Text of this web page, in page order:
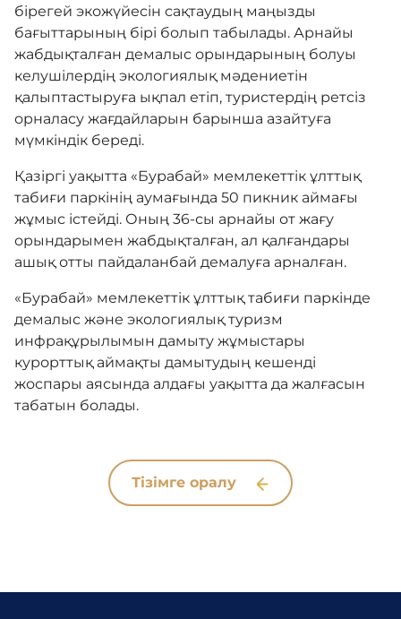
бірегей экожүйесін сақтаудың маңызды
бағыттарының бірі болып табылады. Арнайы
жабдықталған демалыс орындарының болуы
келушілердің экологиялық мәдениетін
қалыптастыруға ықпал етіп, туристердің ретсіз
орналасу жағдайларын барынша азайтуға
мүмкіндік береді.
Қазіргі уақытта «Бурабай» мемлекеттік ұлттық
табиғи паркінің аумағында 50 пикник аймағы
жұмыс істейді. Оның 36-сы арнайы от жағу
орындарымен жабдықталған, ал қалғандары
ашық отты пайдаланбай демалуға арналған.
«Бурабай» мемлекеттік ұлттық табиғи паркінде
демалыс және экологиялық туризм
инфрақұрылымын дамыту жұмыстары
курорттық аймақты дамытудың кешенді
жоспары аясында алдағы уақытта да жалғасын
табатын болады.
Тізімге оралу